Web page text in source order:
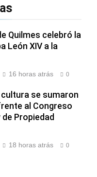
Quilmes celebró la
León XIV a la
16 horas atrás 0
cultura se sumaron
al Congreso
Propiedad
18 horas atrás 0